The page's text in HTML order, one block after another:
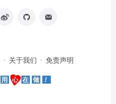
关于我们 免责声明